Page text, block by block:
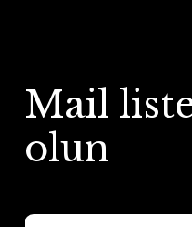
Mail
olun